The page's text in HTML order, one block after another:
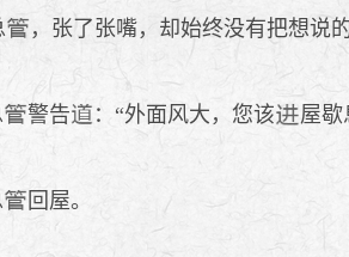
，张了张嘴，却始终没有把想说
警告 ：“外面风大，您该 屋歇
回屋。